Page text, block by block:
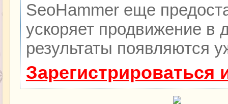
SeoHammer еще
ускоряет продвижение в
результаты появляются